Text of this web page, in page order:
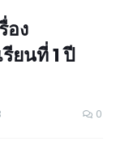
อง
ยนที่ 1 ปี
0